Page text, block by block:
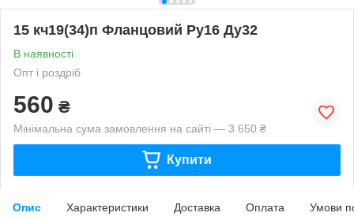
15 кч19(34)п Фланцовий Ру16 Ду32
В наявності
Опт і роздріб
560 ₴
Мінімальна сума замовлення на сайті — 3 650 ₴
Купити
Опис Характеристики Доставка Оплата Умови